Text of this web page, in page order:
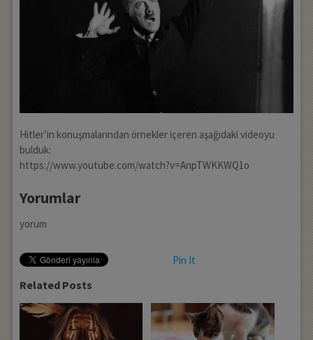
Hitler’in konuşmalarından örnekler içeren aşağıdaki videoyu
bulduk:
https://www.youtube.com/watch?v=AnpTWKKWQ1o
Yorumlar
yorum
Pin It
Related Posts